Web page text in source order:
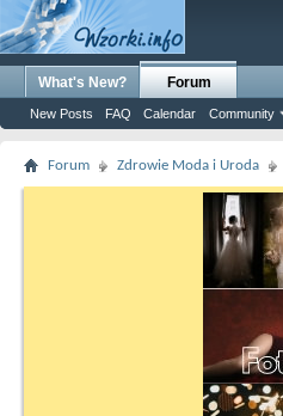
What's New? Forum
New Posts FAQ Calendar Community
Forum Zdrowie Moda i Uroda